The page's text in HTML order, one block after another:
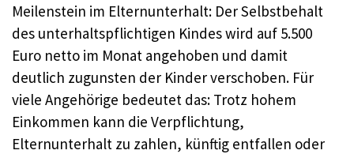
Meilenstein im Elternunterhalt: Der Selbstbehalt
des unterhaltspflichtigen Kindes wird auf 5.500
Euro netto im Monat angehoben und damit
deutlich zugunsten der Kinder verschoben. Für
viele Angehörige bedeutet das: Trotz hohem
Einkommen kann die Verpflichtung,
Elternunterhalt zu zahlen, künftig entfallen oder